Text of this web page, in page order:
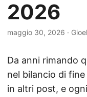
2026
maggio 30, 2026 ·
Da anni rimando
nel bilancio di
in altri post, e